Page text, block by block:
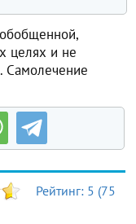
целях и не
Самолечение
Рейтинг: 5 (75